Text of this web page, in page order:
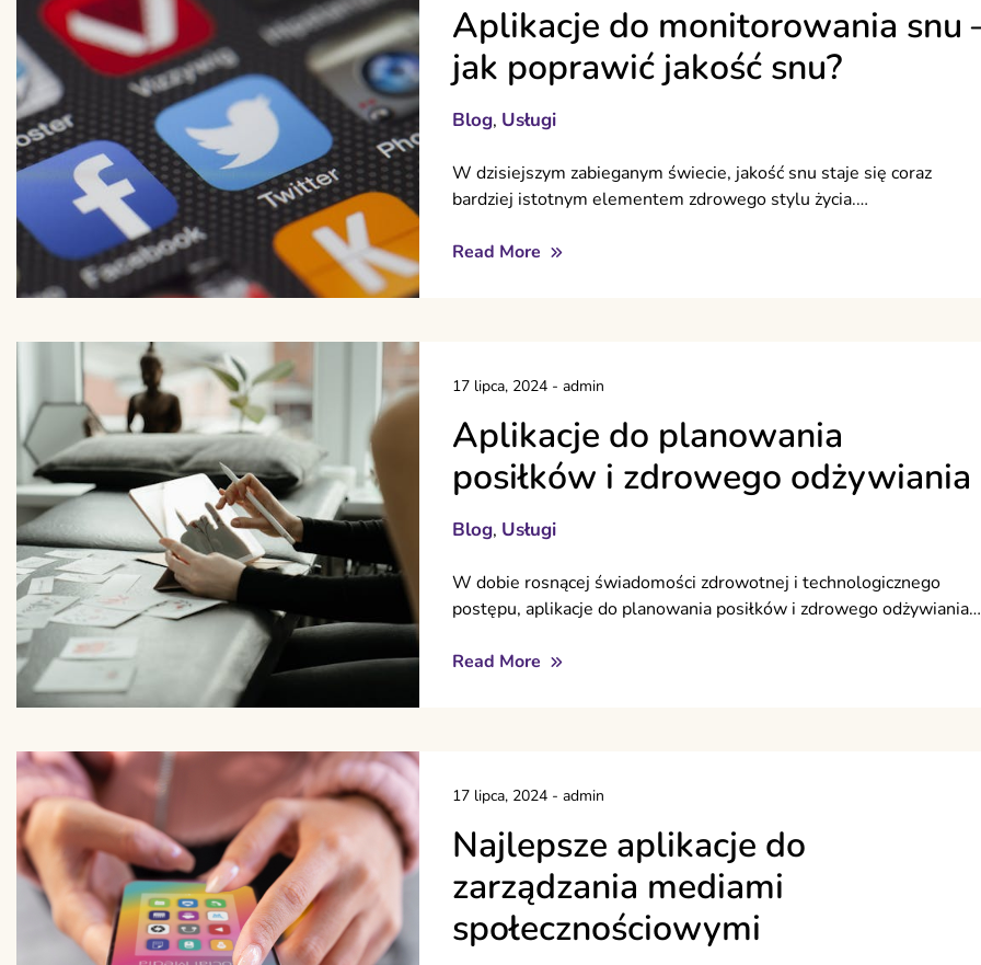
Aplikacje do monitorowania snu
jak poprawić jakość snu?
Blog, Usługi
W dzisiejszym zabieganym świecie, jakość snu staje się coraz
bardziej istotnym elementem zdrowego stylu życia.…
Read More
17 lipca, 2024- admin
Aplikacje do planowania
posiłków i zdrowego odżywiania
Blog, Usługi
W dobie rosnącej świadomości zdrowotnej i technologicznego
postępu, aplikacje do planowania posiłków i zdrowego odżywiania…
Read More
17 lipca, 2024- admin
Najlepsze aplikacje do
zarządzania mediami
społecznościowymi